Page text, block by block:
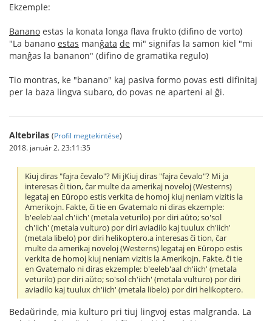
Ekzemple:
Banano estas la konata longa flava frukto (difino de vorto)
"La banano estas manĝata de mi" signifas la samon kiel "mi
manĝas la bananon" (difino de gramatika regulo)
Tio montras, ke "banano" kaj pasiva formo povas esti difinitaj
per la baza lingva subaro, do povas ne aparteni al ĝi.
Altebrilas (Profil megtekintése)
2018. január 2. 23:11:35
Kiuj diras "fajra ĉevalo"? Mi jKiuj diras "fajra ĉevalo"? Mi ja
interesas ĉi tion, ĉar multe da amerikaj noveloj (Westerns)
legataj en Eŭropo estis verkita de homoj kiuj neniam vizitis la
Amerikojn. Fakte, ĉi tie en Gvatemalo ni diras ekzemple:
b'eeleb'aal ch'iich' (metala veturilo) por diri aŭto; so'sol
ch'iich' (metala vulturo) por diri aviadilo kaj tuulux ch'iich'
(metala libelo) por diri helikoptero.a interesas ĉi tion, ĉar
multe da amerikaj noveloj (Westerns) legataj en Eŭropo estis
verkita de homoj kiuj neniam vizitis la Amerikojn. Fakte, ĉi tie
en Gvatemalo ni diras ekzemple: b'eeleb'aal ch'iich' (metala
veturilo) por diri aŭto; so'sol ch'iich' (metala vulturo) por diri
aviadilo kaj tuulux ch'iich' (metala libelo) por diri helikoptero.
Bedaŭrinde, mia kulturo pri tiuj lingvoj estas malgranda. La